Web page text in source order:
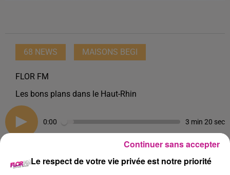
68 NEWS MAISONS BEGI
FLOR FM
Les bons plans dans le Haut-Rhin
0:00 3 min 20 sec
3 avril 2023 - 3 min 20 sec
Le respect de votre vie privée est notre priorité
Continuer sans accepter